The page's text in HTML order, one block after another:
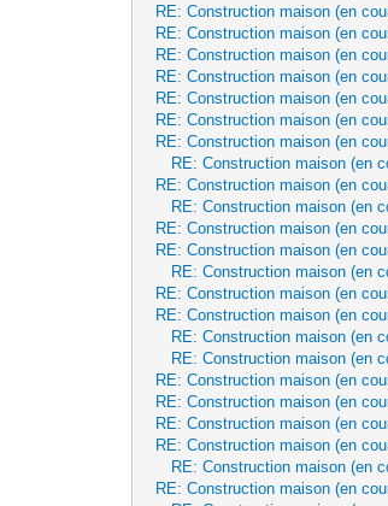
RE: Construction maison (en
RE: Construction maison (en
RE: Construction maison (en
RE: Construction maison (en
RE: Construction maison (en
RE: Construction maison (en
RE: Construction maison (en
RE: Construction maison (en
RE: Construction maison (en
RE: Construction maison (en
RE: Construction maison (en
RE: Construction maison (en
RE: Construction maison (en
RE: Construction maison (en
RE: Construction maison (en
RE: Construction maison (en
RE: Construction maison (en
RE: Construction maison (en
RE: Construction maison (en
RE: Construction maison (en
RE: Construction maison (en
RE: Construction maison (en
RE: Construction maison (en